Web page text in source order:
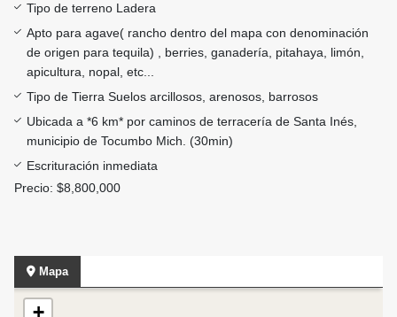
Tipo de terreno Ladera
Apto para agave( rancho dentro del mapa con denominación
de origen para tequila) , berries, ganadería, pitahaya, limón,
apicultura, nopal, etc...
Tipo de Tierra Suelos arcillosos, arenosos, barrosos
Ubicada a *6 km* por caminos de terracería de Santa Inés,
municipio de Tocumbo Mich. (30min)
Escrituración inmediata
Precio: $8,800,000
Mapa
+